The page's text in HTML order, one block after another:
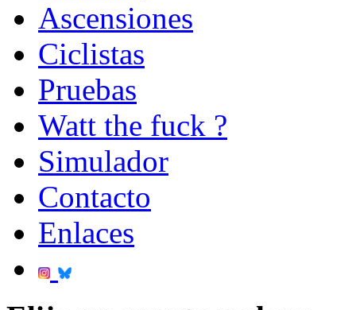
Ascensiones
Ciclistas
Pruebas
Watt the fuck ?
Simulador
Contacto
Enlaces